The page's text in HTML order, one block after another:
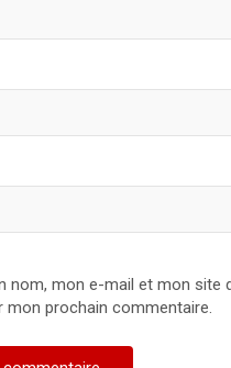
nom, mon e-mail et mon site
mon prochain commentaire.